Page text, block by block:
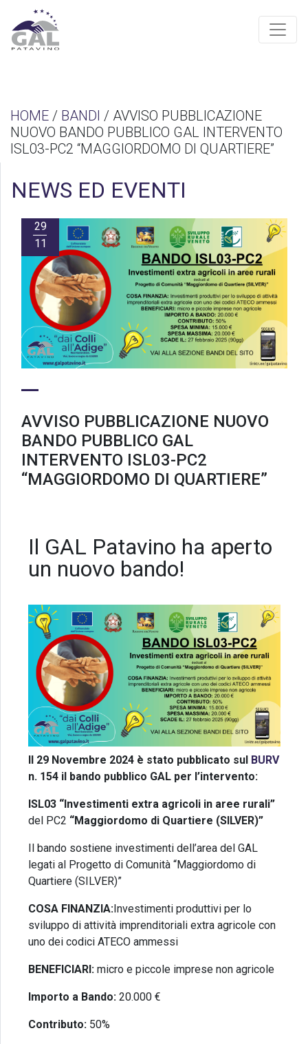
HOME / BANDI / AVVISO PUBBLICAZIONE
NUOVO BANDO PUBBLICO GAL INTERVENTO
ISL03-PC2 “MAGGIORDOMO DI QUARTIERE”
NEWS ED EVENTI
29
11
AVVISO PUBBLICAZIONE NUOVO
BANDO PUBBLICO GAL
INTERVENTO ISL03-PC2
“MAGGIORDOMO DI QUARTIERE”
Il GAL Patavino ha aperto
un nuovo bando!
Il 29 Novembre 2024 è stato pubblicato sul BURV
n. 154 il bando pubblico GAL per l’intervento:
ISL03 “Investimenti extra agricoli in aree rurali”
del PC2 “Maggiordomo di Quartiere (SILVER)”
Il bando sostiene investimenti dell’area del GAL
legati al Progetto di Comunità “Maggiordomo di
Quartiere (SILVER)”
COSA FINANZIA:Investimenti produttivi per lo
sviluppo di attività imprenditoriali extra agricole con
uno dei codici ATECO ammessi
BENEFICIARI: micro e piccole imprese non agricole
Importo a Bando: 20.000 €
Contributo: 50%